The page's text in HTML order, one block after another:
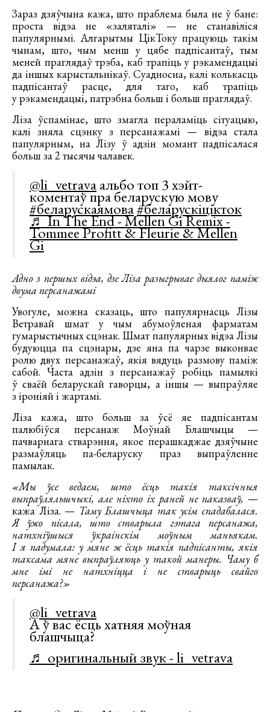
Зараз дзяўчына кажа, што праблема была не ў бане:
проста відэа не «заляталі» — не станавіліся
папулярнымі. Алгарытмы ЦікТоку працуюць такім
чынам, што, чым менш у цябе падпісантаў, тым
меней праглядаў трэба, каб трапіць у рэкамендацыі
да іншых карыстальнікаў. Суадносна, калі колькасць
падпісантаў расце, для таго, каб трапіць
у рэкамендацыі, патрэбна больш і больш праглядаў.
Ліза ўспамінае, што змагла пераламіць сітуацыю,
калі зняла сцэнку з персанажамі — відэа стала
папулярным, на Лізу ў адзін момант падпісалася
больш за 2 тысячы чалавек.
@li_vetravaальбо топ 3 хэйт-
коментаў пра беларускую мову
#беларускаямова#беларускіцікток
♬ In The End - Mellen Gi Remix -
Tommee Profitt & Fleurie & Mellen
Gi
Адно з першых відэа, дзе Ліза разыгрывае дыялог паміж
двума персанажамі
Увогуле, можна сказаць, што папулярнасць Лізы
Ветравай шмат у чым абумоўленая фарматам
гумарыстычных сцэнак. Шмат папулярных відэа Лізы
будуюцца па сцэнары, дзе яна па чарзе выконвае
ролю двух персанажаў, якія вядуць размову паміж
сабой. Часта адзін з персанажаў робіць памылкі
ў сваёй беларускай гаворцы, а іншы — выпраўляе
з іроніяй і жартамі.
Ліза кажа, што больш за ўсё яе падпісантам
палюбіўся персанаж Моўнай Блашчыцы —
пачварнага стварэння, якое перашкаджае дзяўчыне
размаўляць па-беларуску праз выпраўленне
памылак.
«Мы ўсе ведаем, што ёсць такія таксічныя
выпраўляльшчыкі, але ніхто іх раней не паказваў, —
кажа Ліза. — Таму Блашчыца так усім спадабалася.
Я ўжо пісала, што стварыла гэтага персанажа,
натхніўшыся ўкраінскім моўным маньякам.
І я падумала: у мяне ж ёсць такія падпісанты, якія
таксама мяне выпраўляюць у такой манеры. Чаму б
мне імі не натхніцца і не стварыць свайго
персанажа?»
@li_vetrava
А ў вас ёсць хатняя моўная
блашчыца?
♬ оригинальный звук - li_vetrava